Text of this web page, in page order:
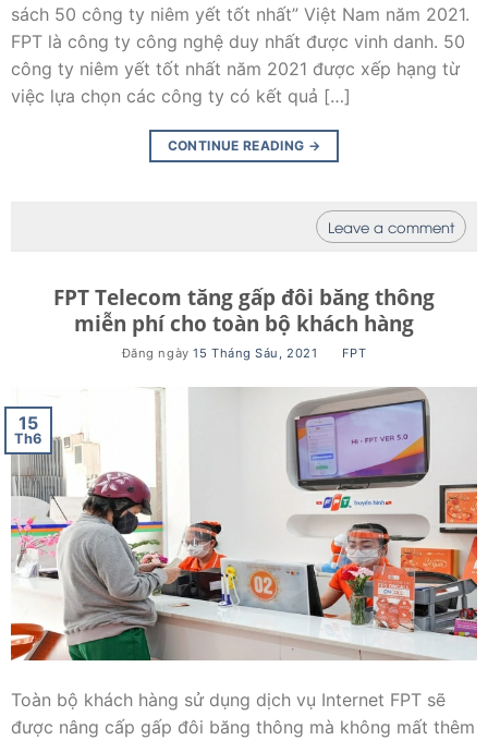
sách 50 công ty niêm yết tốt nhất” Việt Nam năm 2021.
FPT là công ty công nghệ duy nhất được vinh danh. 50
công ty niêm yết tốt nhất năm 2021 được xếp hạng từ
việc lựa chọn các công ty có kết quả […]
CONTINUE READING →
Leave a comment
FPT Telecom tăng gấp đôi băng thông
miễn phí cho toàn bộ khách hàng
Đăng ngày15 Tháng Sáu, 2021 FPT
15
Th6
Toàn bộ khách hàng sử dụng dịch vụ Internet FPT sẽ
được nâng cấp gấp đôi băng thông mà không mất thêm